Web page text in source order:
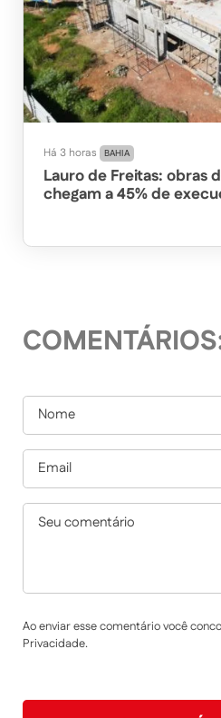
Há 3 horas BAHIA
Lauro de Freitas: obras
chegam a 45% de
Ao enviar esse comentário você
Privacidade.